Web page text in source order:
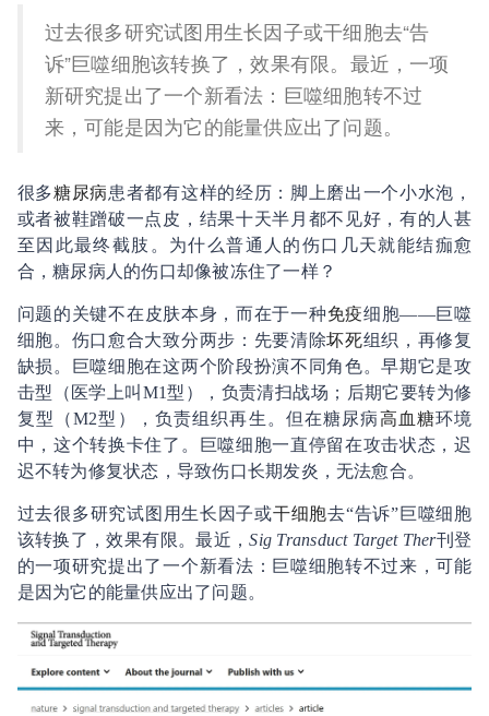
过去很多研究试图用生长因子或干细胞去“告
诉”巨噬细胞该转换了，效果有限。最近，一项
新研究提出了一个新看法：巨噬细胞转不过
来，可能是因为它的能量供应出了问题。
很多糖尿病患者都有这样的经历：脚上磨出一个小水泡，
或者被鞋蹭破一点皮，结果十天半月都不见好，有的人甚
至因此最终截肢。为什么普通人的伤口几天就能结痂愈
合，糖尿病人的伤口却像被冻住了一样？
问题的关键不在皮肤本身，而在于一种免疫细胞——巨噬
细胞。伤口愈合大致分两步：先要清除坏死组织，再修复
缺损。巨噬细胞在这两个阶段扮演不同角色。早期它是攻
击型（医学上叫M1型），负责清扫战场；后期它要转为修
复型（M2型），负责组织再生。但在糖尿病高血糖环境
中，这个转换卡住了。巨噬细胞一直停留在攻击状态，迟
迟不转为修复状态，导致伤口长期发炎，无法愈合。
过去很多研究试图用生长因子或干细胞去“告诉”巨噬细胞
该转换了，效果有限。最近，Sig Transduct Target Ther刊登
的一项研究提出了一个新看法：巨噬细胞转不过来，可能
是因为它的能量供应出了问题。